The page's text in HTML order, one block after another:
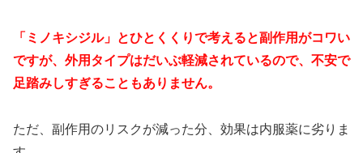
「ミノキシジル」とひとくくりで考えると副作用がコワい
ですが、外用タイプはだいぶ軽減されているので、不安で
足踏みしすぎることもありません。
ただ、副作用のリスクが減った分、効果は内服薬に劣りま